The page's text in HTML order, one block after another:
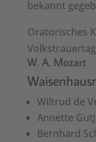
bekan­nt
Ora­torisches
Volk­strauertag
W. A. Mozart
Wiltrud de
Annette
Bern­hard